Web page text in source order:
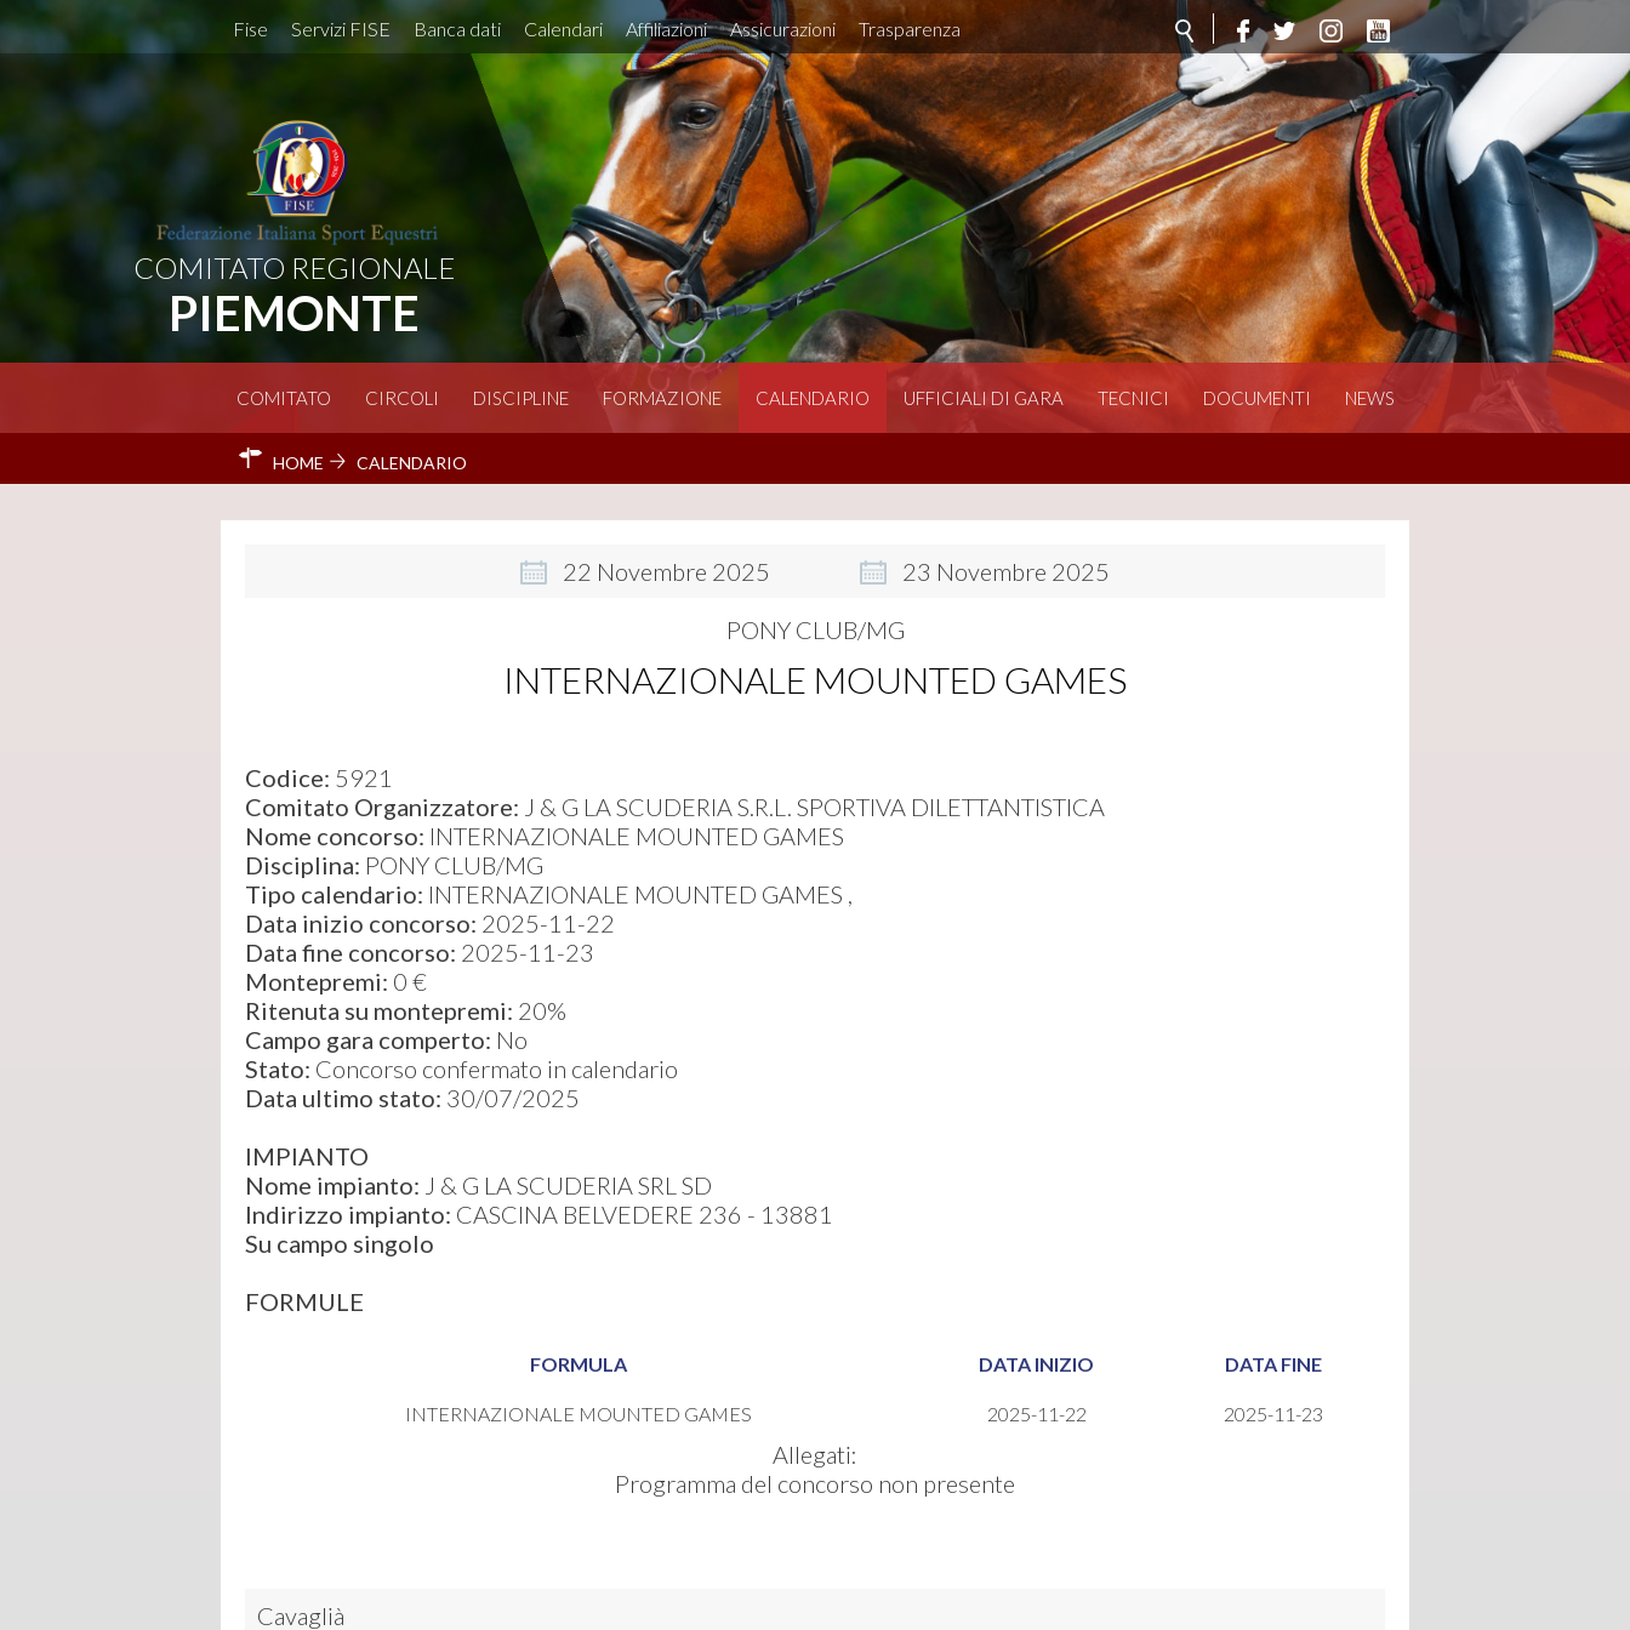
Fise Servizi FISE Banca dati Calendari Affiliazioni Assicurazioni Trasparenza
COMITATO REGIONALE
PIEMONTE
COMITATO CIRCOLI DISCIPLINE FORMAZIONE CALENDARIO UFFICIALI DI GARA TECNICI DOCUMENTI NEWS
HOME CALENDARIO
22 Novembre 2025 23 Novembre 2025
INTERNAZIONALE MOUNTED GAMES
Codice: 5921
Comitato Organizzatore: J & G LA SCUDERIA S.R.L. SPORTIVA DILETTANTISTICA
Nome concorso: INTERNAZIONALE MOUNTED GAMES
Disciplina: PONY CLUB/MG
Tipo calendario: INTERNAZIONALE MOUNTED GAMES ,
Data inizio concorso: 2025-11-22
Data fine concorso: 2025-11-23
Montepremi: 0 €
Ritenuta su montepremi: 20%
Campo gara comperto: No
Stato: Concorso confermato in calendario
Data ultimo stato: 30/07/2025
IMPIANTO
Nome impianto: J & G LA SCUDERIA SRL SD
Indirizzo impianto: CASCINA BELVEDERE 236 - 13881
Su campo singolo
FORMULE
FORMULA DATA INIZIO DATA FINE
INTERNAZIONALE MOUNTED GAMES 2025-11-22 2025-11-23
Allegati:
Programma del concorso non presente
PONY CLUB/MG
Cavaglià